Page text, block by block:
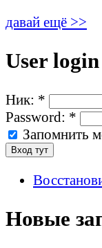
давай ещё >>
User login
Ник: *
Password: *
Запомнить
Новые